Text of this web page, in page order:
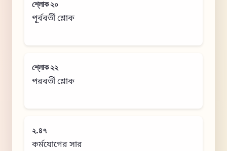
শ্লোক ২০
পূর্ববর্তী শ্লোক
শ্লোক ২২
পরবর্তী শ্লোক
২.৪৭
কর্মযোগের সার